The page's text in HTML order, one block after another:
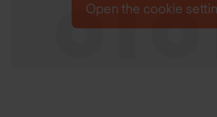
Open the cookie